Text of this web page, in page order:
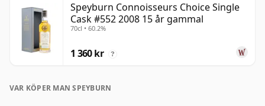
Speyburn Connoisseurs Choice Single
Cask #552 2008 15 år gammal
70cl • 60.2%
1 360 kr ?
VAR KÖPER MAN SPEYBURN